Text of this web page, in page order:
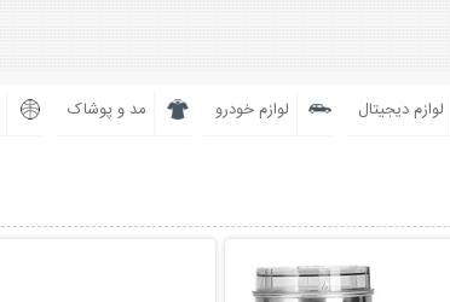
لوازم دیجیتال لوازم خودرو مد و پوشاک